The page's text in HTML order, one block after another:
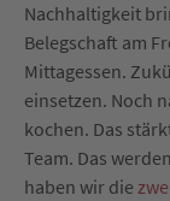
Nachhaltigkeit
Belegschaft am
Mittagessen.
einsetzen. Noch
kochen. Das
Team. Das
haben wir die